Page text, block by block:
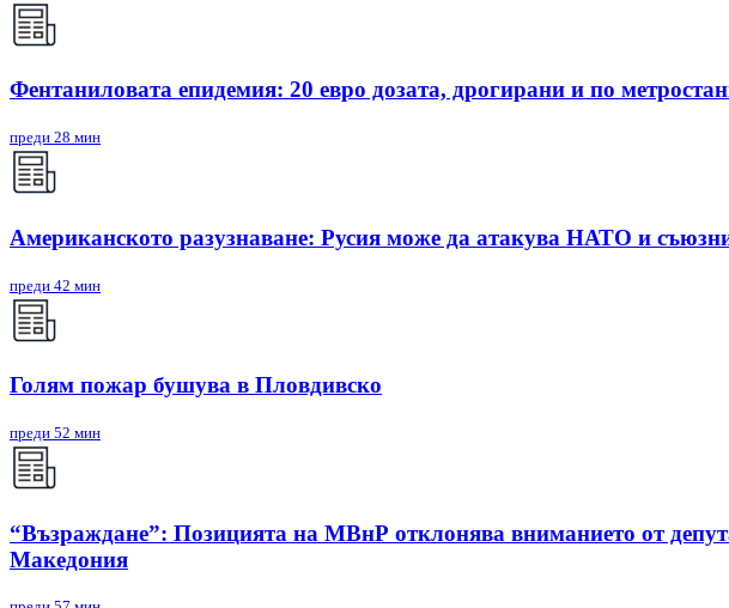
Фентаниловата епидемия: 20 евро дозата, дрогирани и по
преди 28 мин
Американското разузнаване: Русия може да атакува НАТО и
преди 42 мин
Голям пожар бушува в Пловдивско
преди 52 мин
“Възраждане”: Позицията на МВнР отклонява вниманието от
Македония